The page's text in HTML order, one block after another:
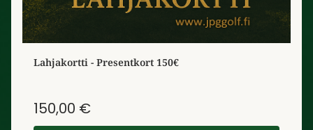
Lahjakortti - Presentkort 150€
150,00 €